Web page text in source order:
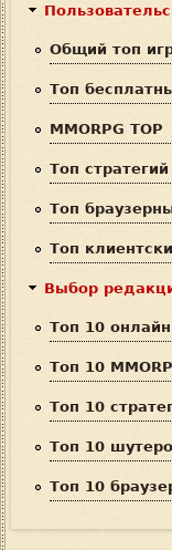
Общий топ
Топ
MMORPG TOP
Топ стратегий
Топ
Топ
Выбор
Топ 10
Топ 10
Топ 10
Топ 10
Топ 10